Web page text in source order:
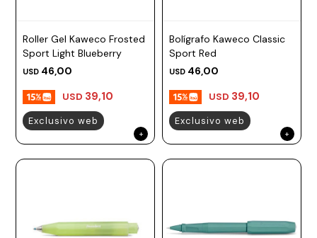
Roller Gel Kaweco Frosted
Sport Light Blueberry
USD 46,00
USD 39,10
Exclusivo web
Bolígrafo Kaweco Classic
Sport Red
USD 46,00
USD 39,10
Exclusivo web